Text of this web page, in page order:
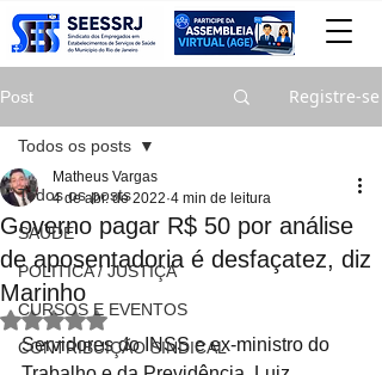
Post Registre-se
Todos os posts
SAÚDE
POLITICA / JUSTIÇA
CURSOS E EVENTOS
CONTRIBUIÇÃO SINDICAL
Todos os posts
Governo pagar R$ 50 por análise
de aposentadoria é desfaçatez, diz
Marinho
Matheus Vargas
4 de abr. de 2022 4 min de leitura
Avaliado com NaN de 5 estrelas.
Servidores do INSS e ex-ministro do